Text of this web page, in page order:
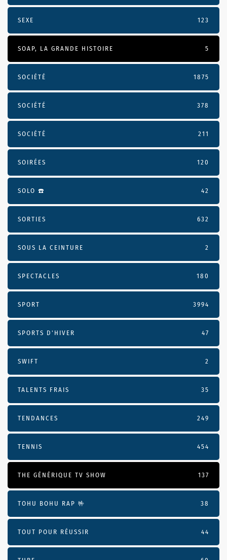
SEXE 123
SOAP, LA GRANDE HISTOIRE 5
SOCIÉTÉ 1875
SOCIÉTÉ 378
SOCIÉTÉ 211
SOIRÉES 120
SOLO ☎️ 42
SORTIES 632
SOUS LA CEINTURE 2
SPECTACLES 180
SPORT 3994
SPORTS D'HIVER 47
SWIFT 2
TALENTS FRAIS 35
TENDANCES 249
TENNIS 454
THE GÉNÉRIQUE TV SHOW 137
TOHU BOHU RAP 🤟 38
TOUT POUR RÉUSSIR 44